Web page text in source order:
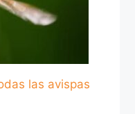
las avispas